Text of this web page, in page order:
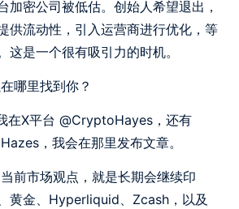
加密公司被低估。创始人希望退出，
供流动性，引入运营商进行优化，等
这是一个很有吸引力的时机。
哪里找到你？
在X平台 @CryptoHayes，还有
，我会在那里发布文章。
前市场观点，就是长期会继续印
黄金、Hyperliquid、Zcash，以及